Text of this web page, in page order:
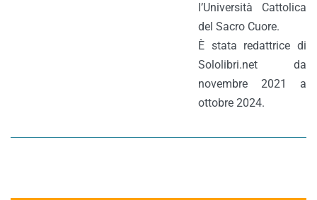
l’Università Cattolica
del Sacro Cuore.
È stata redattrice di
Sololibri.net da
novembre 2021 a
ottobre 2024.